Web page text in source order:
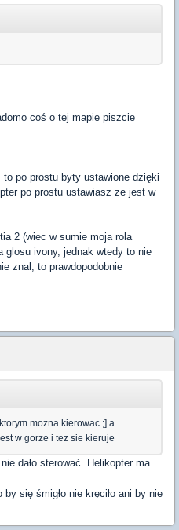
coś o tej mapie piszcie
po prostu byty ustawione dzięki
po prostu ustawiasz ze jest w
2 (wiec w sumie moja rola
glosu ivony, jednak wtedy to nie
znal, to prawdopodobnie
mozna kierowac ;] a
w gorze i tez sie kieruje
dało sterować. Helikopter ma
się śmigło nie kręciło ani by nie